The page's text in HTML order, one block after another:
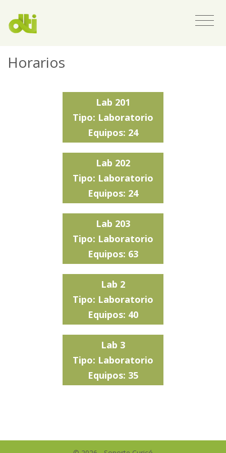
Horarios
Lab 201
Tipo: Laboratorio
Equipos: 24
Lab 202
Tipo: Laboratorio
Equipos: 24
Lab 203
Tipo: Laboratorio
Equipos: 63
Lab 2
Tipo: Laboratorio
Equipos: 40
Lab 3
Tipo: Laboratorio
Equipos: 35